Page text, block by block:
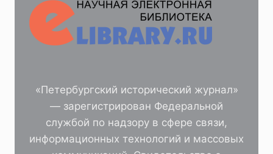
«Петербургский исторический журнал»
— зарегистрирован Федеральной
службой по надзору в сфере связи,
информационных технологий и массовых